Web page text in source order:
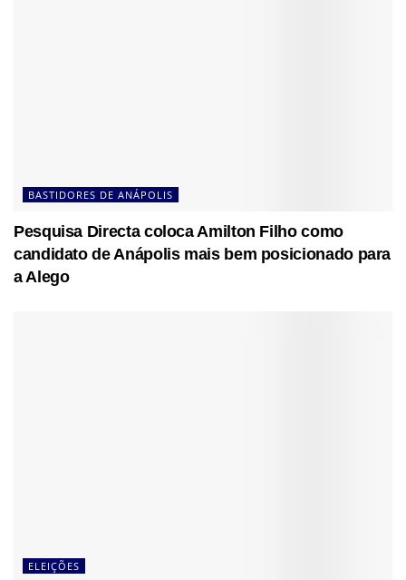
BASTIDORES DE ANÁPOLIS
Pesquisa Directa coloca Amilton Filho como
candidato de Anápolis mais bem posicionado para
a Alego
ELEIÇÕES